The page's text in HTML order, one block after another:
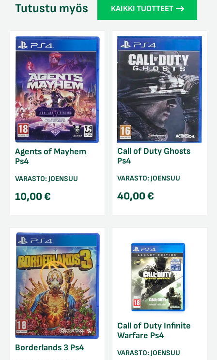
Tutustu myös KAIKKI TUOTTEET
Agents of Mayhem
Ps4
VARASTO: JOENSUU
10,00€
Call of Duty Ghosts
Ps4
VARASTO: JOENSUU
40,00€
Borderlands 3 Ps4
Call of Duty Infinite
Warfare Ps4
VARASTO: JOENSUU